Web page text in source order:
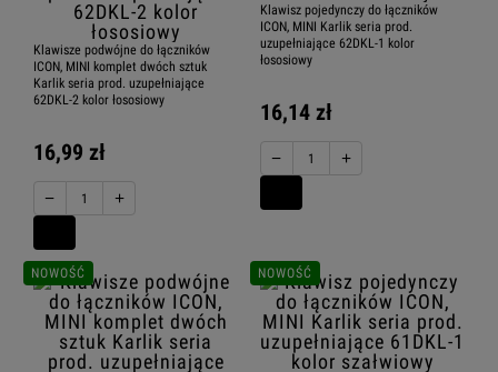
Klawisze podwójne do łączników
ICON, MINI komplet dwóch sztuk
Karlik seria prod. uzupełniające
62DKL-2 kolor łososiowy
16,99 zł
− +
Klawisz pojedynczy do łączników
ICON, MINI Karlik seria prod.
uzupełniające 62DKL-1 kolor
łososiowy
16,14 zł
− +
NOWOŚĆ NOWOŚĆ